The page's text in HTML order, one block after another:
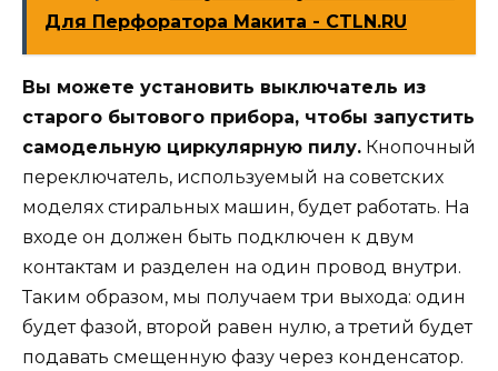
Для Перфоратора Макита - CTLN.RU
Вы можете установить выключатель из
старого бытового прибора, чтобы запустить
самодельную циркулярную пилу. Кнопочный
переключатель, используемый на советских
моделях стиральных машин, будет работать. На
входе он должен быть подключен к двум
контактам и разделен на один провод внутри.
Таким образом, мы получаем три выхода: один
будет фазой, второй равен нулю, а третий будет
подавать смещенную фазу через конденсатор.